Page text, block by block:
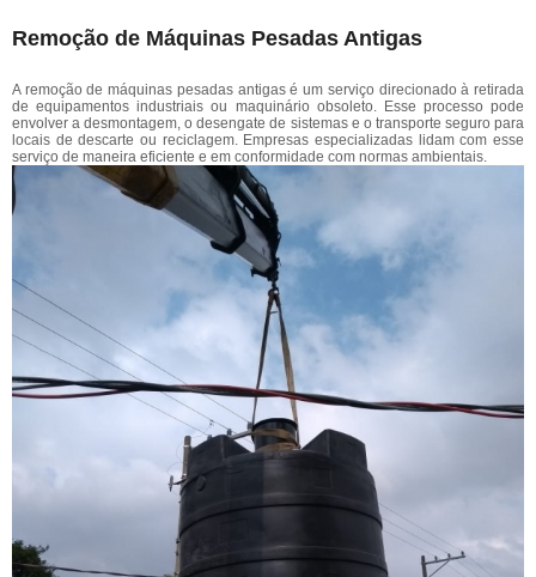
Remoção de Máquinas Pesadas Antigas
A remoção de máquinas pesadas antigas é um serviço direcionado à retirada
de equipamentos industriais ou maquinário obsoleto. Esse processo pode
envolver a desmontagem, o desengate de sistemas e o transporte seguro para
locais de descarte ou reciclagem. Empresas especializadas lidam com esse
serviço de maneira eficiente e em conformidade com normas ambientais.